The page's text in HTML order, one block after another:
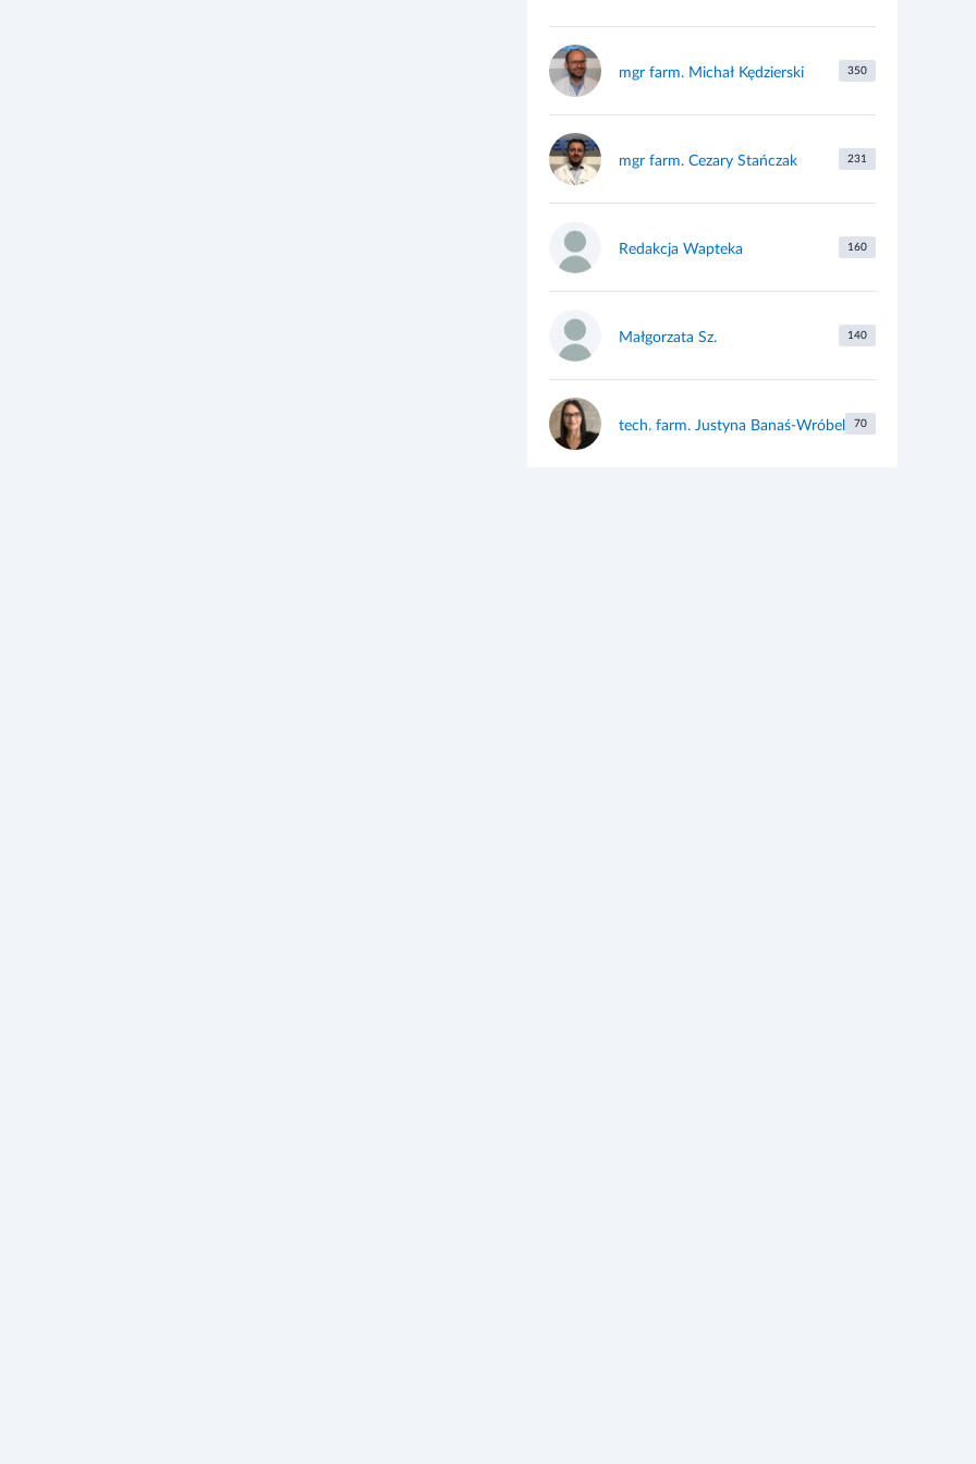
mgr farm. Michał Kędzierski 350
mgr farm. Cezary Stańczak 231
Redakcja Wapteka 160
Małgorzata Sz. 140
tech. farm. Justyna Banaś-Wróbel 70